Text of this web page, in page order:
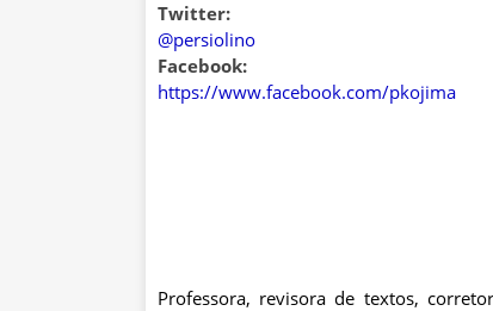
Twitter:
@persiolino
Facebook:
https://www.facebook.com/pkojima
Professora, revisora de textos,